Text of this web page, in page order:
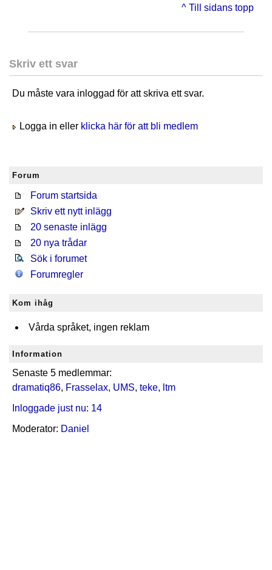
^ Till sidans topp
Skriv ett svar
Du måste vara inloggad för att skriva ett svar.
Logga in eller klicka här för att bli medlem
Forum
Forum startsida
Skriv ett nytt inlägg
20 senaste inlägg
20 nya trådar
Sök i forumet
Forumregler
Kom ihåg
Vårda språket, ingen reklam
Information
Senaste 5 medlemmar:
dramatiq86, Frasselax, UMS, teke, ltm
Inloggade just nu: 14
Moderator: Daniel